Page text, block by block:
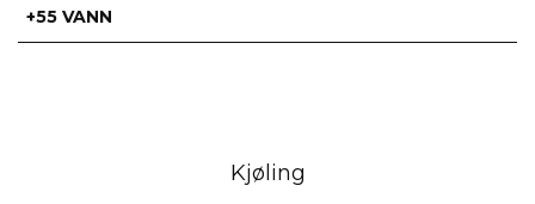
+55 VANN
Kjøling